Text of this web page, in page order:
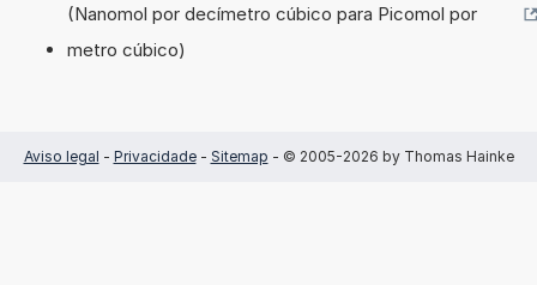
(Nanomol por decímetro cúbico para Picomol por
metro cúbico)
Aviso legal - Privacidade- Sitemap - © 2005-2026 by Thomas Hainke